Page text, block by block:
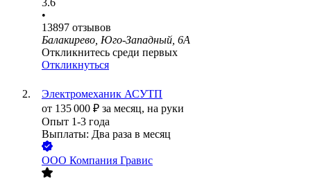
3.6
•
13897 отзывов
Балакирево, Юго-Западный, 6А
Откликнитесь среди первых
Откликнуться
Электромеханик АСУТП
от 135 000 ₽ за месяц, на руки
Опыт 1-3 года
Выплаты: Два раза в месяц
ООО Компания Гравис